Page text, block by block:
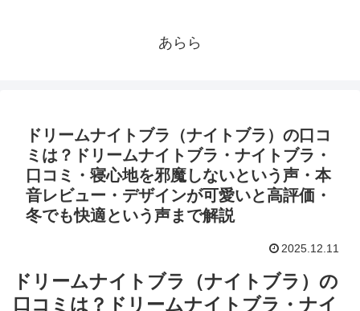
あらら
ドリームナイトブラ（ナイトブラ）の口コ
ミは？ドリームナイトブラ・ナイトブラ・
口コミ・寝心地を邪魔しないという声・本
音レビュー・デザインが可愛いと高評価・
冬でも快適という声まで解説
2025.12.11
ドリームナイトブラ（ナイトブラ）の
口コミは？ドリームナイトブラ・ナイ